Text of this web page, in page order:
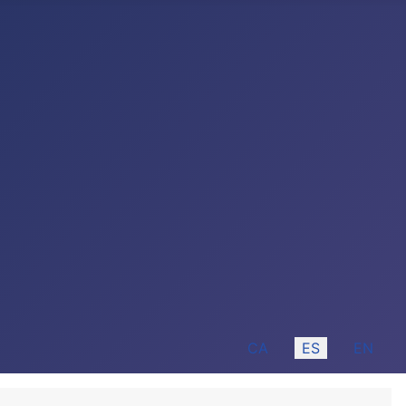
Seleccione su idioma
CA ES EN